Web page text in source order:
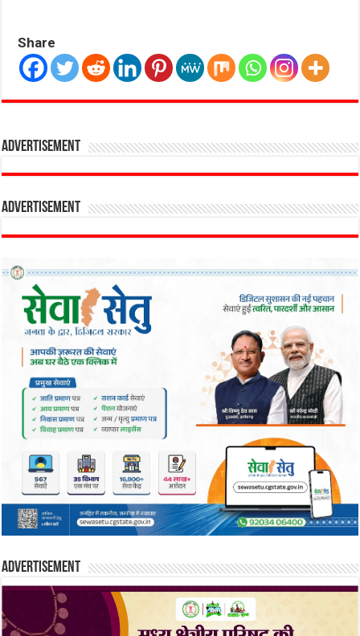
Share
Advertisement
Advertisement
Advertisement